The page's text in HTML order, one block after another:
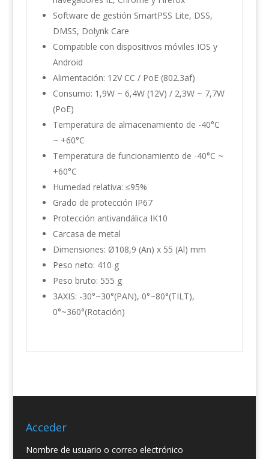
Software de gestión SmartPSS Lite, DSS,
DMSS, Dolynk Care
Compatible con dispositivos móviles IOS y
Android
Alimentación: 12V CC / PoE (802.3af)
Consumo: 1,9W ~ 6,4W (12V) / 2,3W ~ 7,7W
(PoE)
Temperatura de almacenamiento de -40°C
~ +60°C
Temperatura de funcionamiento de -40°C ~
+60°C
Humedad relativa: ≤95%
Grado de protección IP67
Protección antivandálica IK10
Carcasa de metal
Dimensiones: Ø108,9 (An) x 55 (Al) mm
Peso neto: 410 g
Peso bruto: 555 g
3AXIS: -30°~30°(PAN), 0°~80°(TILT),
0°~360°(Rotación)
Acceder
Nombre de usuario o correo electrónico